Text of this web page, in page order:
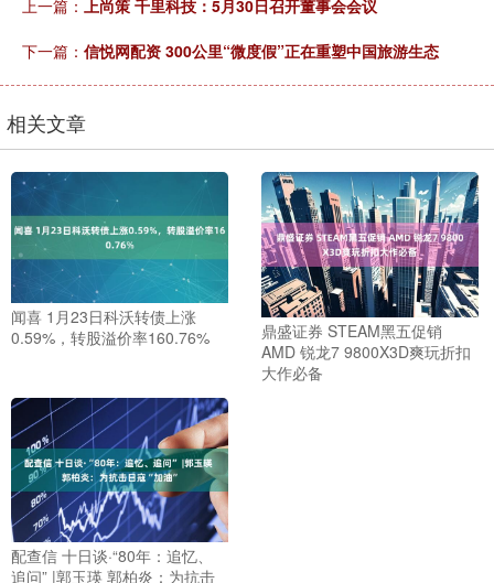
上一篇： 上尚策 千里科技：5月30日召开董事会会议
下一篇： 信悦网配资 300公里“微度假”正在重塑中国旅游生态
相关文章
闻喜 1月23日科沃转债上涨
0.59%，转股溢价率160.76%
鼎盛证券 STEAM黑五促销
AMD 锐龙7 9800X3D爽玩折扣
大作必备
配查信 十日谈·“80年：追忆、
追问” |郭玉瑛 郭柏炎：为抗击